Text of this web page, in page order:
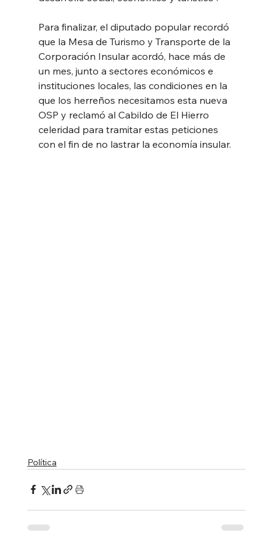
Para finalizar, el diputado popular recordó
que la Mesa de Turismo y Transporte de la
Corporación Insular acordó, hace más de
un mes, junto a sectores económicos e
instituciones locales, las condiciones en la
que los herreños necesitamos esta nueva
OSP y reclamó al Cabildo de El Hierro
celeridad para tramitar estas peticiones
con el fin de no lastrar la economía insular.
Política